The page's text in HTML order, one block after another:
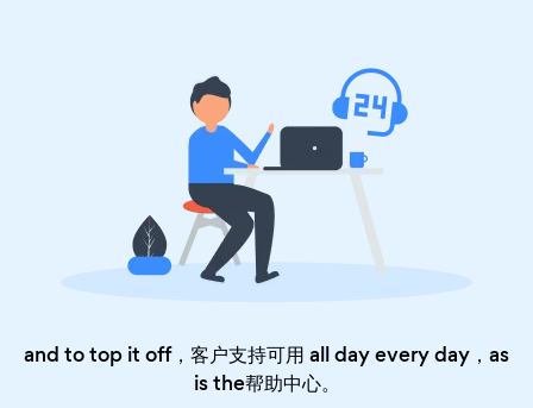
and to top it off，客户支持可用 all day every day，as
is the帮助中心。